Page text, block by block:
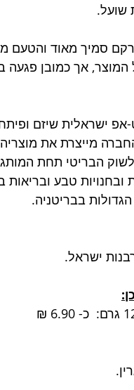
שועל.
סמיך מאוד והטעם
אך כמובן פגעה
מייצרת את
נוחות ובחנויות טבע
בבריטניה.
ישראל.